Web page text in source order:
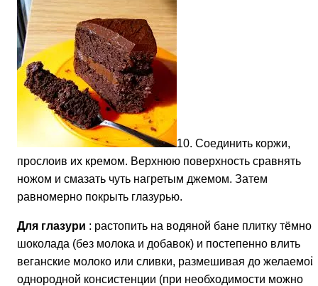
10. Соединить коржи,
прослоив их кремом. Верхнюю поверхность сравнять
ножом и смазать чуть нагретым джемом. Затем
равномерно покрыть глазурью.
Для глазури : растопить на водяной бане плитку
шоколада (без молока и добавок) и постепенно влить
веганские молоко или сливки, размешивая до желаемой
однородной консистенции (при необходимости можно